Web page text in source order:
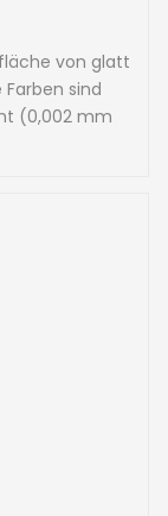
von glatt
sind
(0,002 mm